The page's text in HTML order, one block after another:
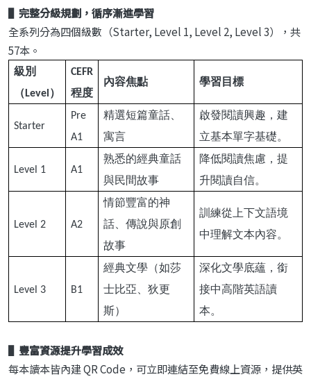
▌完整分級規劃，循序漸進學習
全系列分為四個級數（Starter, Level 1, Level 2, Level 3），共
57本。
級別
（Level）
CEFR
程度
內容焦點 學習目標
Starter
Pre
A1
精選短篇童話、
寓言
啟發閱讀興趣，建
立基本單字基礎。
Level 1 A1
熟悉的經典童話
與民間故事
降低閱讀焦慮，提
升閱讀自信。
Level 2 A2
情節豐富的神
話、傳說與原創
故事
訓練從上下文語境
中理解文本內容。
Level 3 B1
經典文學（如莎
士比亞、狄更
斯）
深化文學底蘊，銜
接中高階英語讀
本。
▌豐富資源提升學習成效
每本讀本皆內建 QR Code，可立即連結至免費線上資源，提供英